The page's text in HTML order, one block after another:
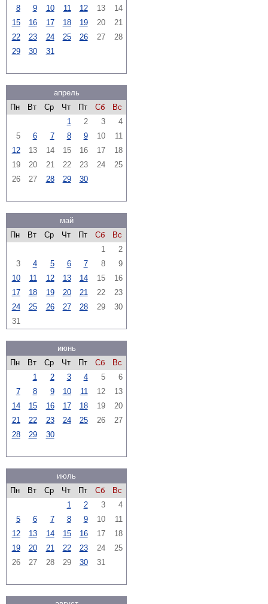
8
9 10 11 12 13
14
15
16 17 18 19 20
21
22
23 24 25 26 27
28
29
30 31
апрель
Пн
Вт Ср Чт Пт Сб
Вс
1
2 3
4
5
6 7 8 9 10
11
12
13 14 15 16 17
18
19
20 21 22 23 24
25
26
27 28 29 30
май
Пн
Вт Ср Чт Пт Сб
Вс
1
2
3
4 5 6 7 8
9
10
11 12 13 14 15
16
17
18 19 20 21 22
23
24
25 26 27 28 29
30
31
июнь
Пн
Вт Ср Чт Пт Сб
Вс
1
2 3 4 5
6
7
8 9 10 11 12
13
14
15 16 17 18 19
20
21
22 23 24 25 26
27
28
29 30
июль
Пн
Вт Ср Чт Пт Сб
Вс
1
2 3
4
5
6 7 8 9 10
11
12
13 14 15 16 17
18
19
20 21 22 23 24
25
26
27 28 29 30 31